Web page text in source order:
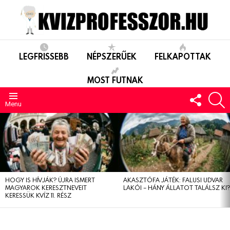
LEGFRISSEBB NÉPSZERŰEK FELKAPOTTAK
MOST FUTNAK
Menu
US
LEGUTÓBBIAK
HOGY IS HÍVJÁK? ÚJRA ISMERT
MAGYAROK KERESZTNEVEIT
KERESSÜK KVÍZ 11. RÉSZ
AKASZTÓFA JÁTÉK: FALUSI UDVAR
LAKÓI – HÁNY ÁLLATOT TALÁLSZ KI?